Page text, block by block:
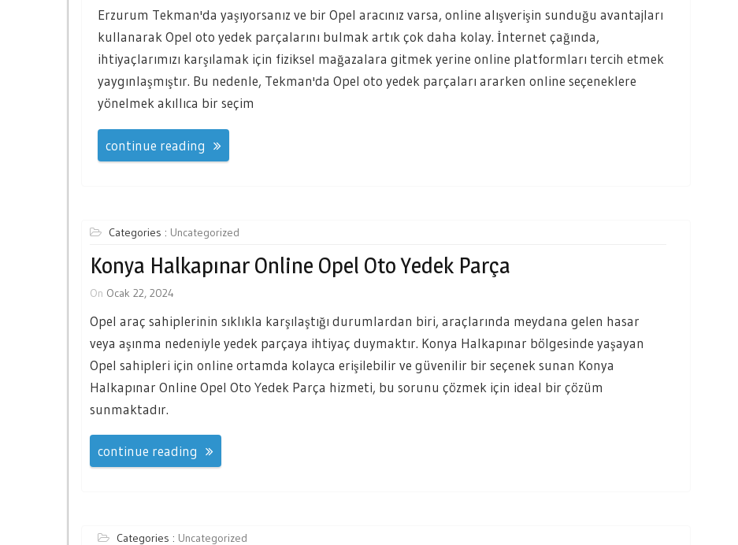
Erzurum Tekman'da yaşıyorsanız ve bir Opel aracınız varsa, online alışverişin sunduğu avantajları
kullanarak Opel oto yedek parçalarını bulmak artık çok daha kolay. İnternet çağında,
ihtiyaçlarımızı karşılamak için fiziksel mağazalara gitmek yerine online platformları tercih etmek
yaygınlaşmıştır. Bu nedenle, Tekman'da Opel oto yedek parçaları ararken online seçeneklere
yönelmek akıllıca bir seçim
continue reading
Categories : Uncategorized
Konya Halkapınar Online Opel Oto Yedek Parça
On Ocak 22, 2024
Opel araç sahiplerinin sıklıkla karşılaştığı durumlardan biri, araçlarında meydana gelen hasar
veya aşınma nedeniyle yedek parçaya ihtiyaç duymaktır. Konya Halkapınar bölgesinde yaşayan
Opel sahipleri için online ortamda kolayca erişilebilir ve güvenilir bir seçenek sunan Konya
Halkapınar Online Opel Oto Yedek Parça hizmeti, bu sorunu çözmek için ideal bir çözüm
sunmaktadır.
continue reading
Categories : Uncategorized